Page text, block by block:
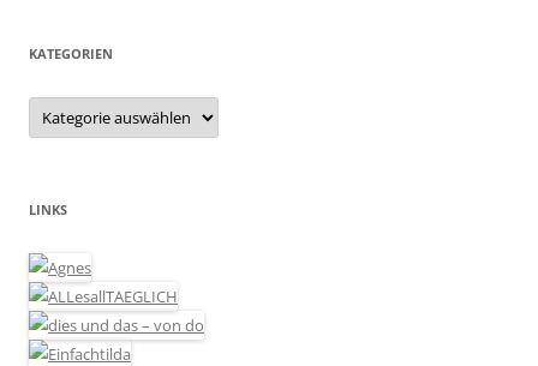
KATEGORIEN
Kategorien
LINKS